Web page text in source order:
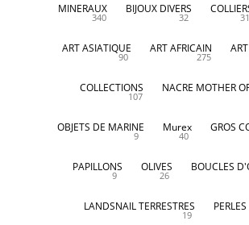
MINERAUX
340
BIJOUX DIVERS
32 31
ART ASIATIQUE
90
ART AFRICAIN
275
COLLECTIONS
107
NACRE MOTHER
OBJETS DE MARINE
9
Murex
40
GROS
PAPILLONS
9
OLIVES
26
BOUCLES
LANDSNAIL TERRESTRES
19